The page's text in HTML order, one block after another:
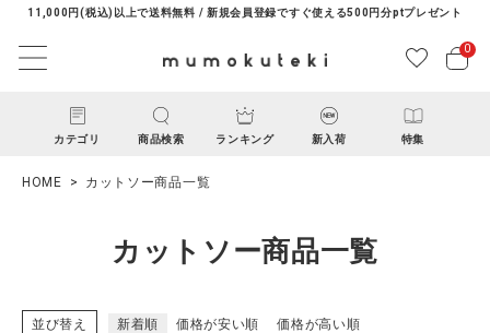
11,000円(税込)以上で送料無料 / 新規会員登録ですぐ使える500円分ptプレゼント
0
カテゴリ 商品検索 ランキング 新入荷 特集
HOME カットソー商品一覧
カットソー商品一覧
並び替え 新着順 価格が安い順 価格が高い順